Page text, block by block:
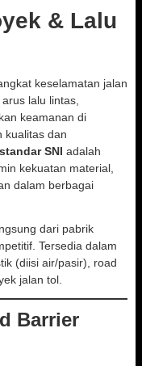
& Lalu
keselamatan jalan
lalu lintas,
keamanan di
kualitas dan
SNI adalah
kekuatan material,
dalam berbagai
dari pabrik
Tersedia dalam
(diisi air/pasir), road
jalan tol.
Barrier